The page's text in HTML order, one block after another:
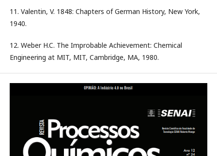
11. Valentin, V. 1848: Chapters of German History, New York,
1940.
12. Weber H.C. The Improbable Achievement: Chemical
Engineering at MIT, MIT, Cambridge, MA, 1980.